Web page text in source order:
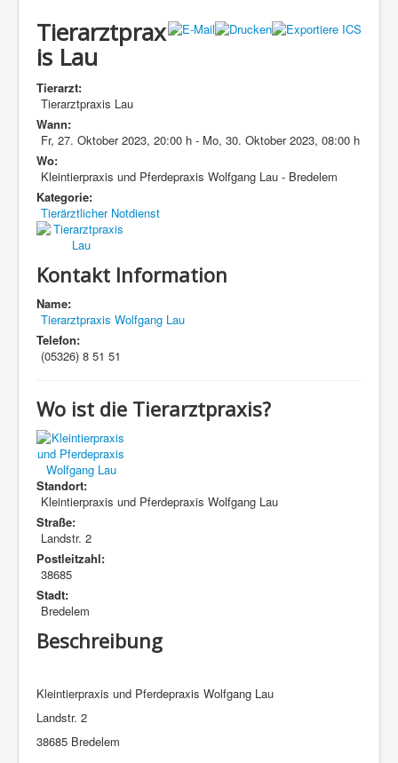
Tierarztprax
is Lau
Tierarzt:
Tierarztpraxis Lau
Wann:
Fr, 27. Oktober 2023, 20:00 h - Mo, 30. Oktober 2023, 08:00 h
Wo:
Kleintierpraxis und Pferdepraxis Wolfgang Lau - Bredelem
Kategorie:
Tierärztlicher Notdienst
Kontakt Information
Name:
Tierarztpraxis Wolfgang Lau
Telefon:
(05326) 8 51 51
Wo ist die Tierarztpraxis?
Standort:
Kleintierpraxis und Pferdepraxis Wolfgang Lau
Straße:
Landstr. 2
Postleitzahl:
38685
Stadt:
Bredelem
Beschreibung
Kleintierpraxis und Pferdepraxis Wolfgang Lau
Landstr. 2
38685 Bredelem